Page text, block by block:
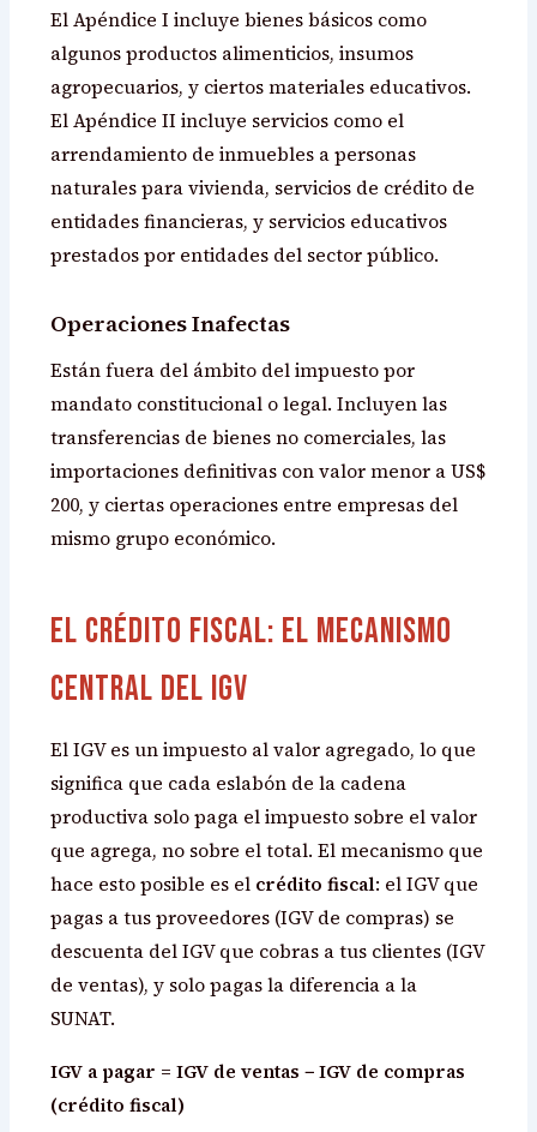
El Apéndice I incluye bienes básicos como
algunos productos alimenticios, insumos
agropecuarios, y ciertos materiales educativos.
El Apéndice II incluye servicios como el
arrendamiento de inmuebles a personas
naturales para vivienda, servicios de crédito de
entidades financieras, y servicios educativos
prestados por entidades del sector público.
Operaciones Inafectas
Están fuera del ámbito del impuesto por
mandato constitucional o legal. Incluyen las
transferencias de bienes no comerciales, las
importaciones definitivas con valor menor a US$
200, y ciertas operaciones entre empresas del
mismo grupo económico.
El Crédito Fiscal: El Mecanismo
Central del IGV
El IGV es un impuesto al valor agregado, lo que
significa que cada eslabón de la cadena
productiva solo paga el impuesto sobre el valor
que agrega, no sobre el total. El mecanismo que
hace esto posible es el crédito fiscal: el IGV que
pagas a tus proveedores (IGV de compras) se
descuenta del IGV que cobras a tus clientes (IGV
de ventas), y solo pagas la diferencia a la
SUNAT.
IGV a pagar = IGV de ventas − IGV de compras
(crédito fiscal)